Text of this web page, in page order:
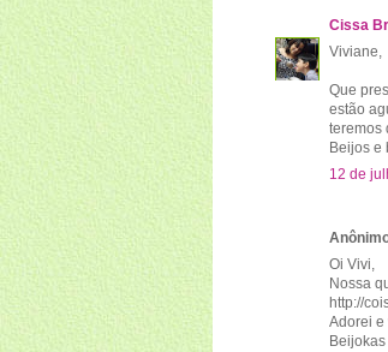
Cissa
Viviane,
Que
estão
teremos
Beijos e
12 de
Oi Vivi,
Nossa
http://
Adorei e